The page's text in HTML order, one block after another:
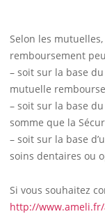
Selon les
remboursement
– soit sur la base
mutuelle
– soit sur la base
somme que la
– soit sur la base
soins dentaires ou
Si vous souhaitez
http://